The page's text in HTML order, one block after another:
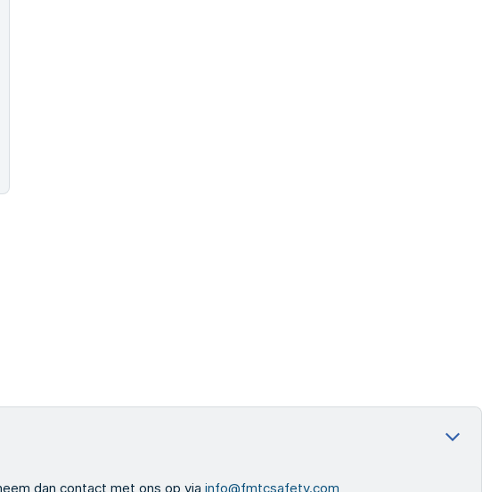
dan contact met ons op via info@fmtcsafety.com